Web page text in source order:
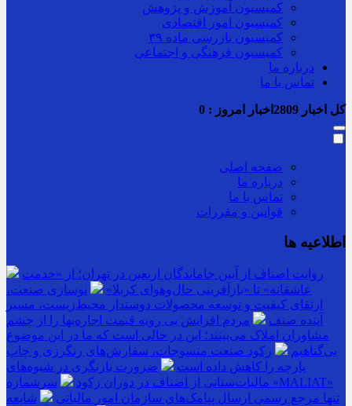
کمیسیون آموزش و پژوهش
کمیسیون امور اقتصادی
کمیسیون بازرسی ماده ۳۹
کمیسیون فرهنگی و اجتماعی
درباره ما
تماس با ما
کل اخبار اخبار امروز : 0
صفحه اصلی
درباره ما
تماس با ما
قوانین و مقررات
اطلاعیه ها
روایت اصناف از آیین جاماندگان اربعین در تهران؛ از «خدمت
عاشقانه» تا «بازآفرینی حال‌وهوای کربلا»
نوسازی صنعت،
ارتقای کیفیت و توسعه محصولات دوستدار محیط‌زیست، مسیر
آینده صنف
مردم افزایش بی رویه قیمت اجاره‌بها را از چشم
مشاوران املاک می‌بینند؛ این در حالی است که ما در این موضوع
بی‌گناهیم
رکود صنعت منسوجات، سفارش‌های رنگرزی و چاپ
پارچه را کاهش داده است
ضرورت بازنگری در شیوه‌های
مالیات‌ستانی از اصناف در دوران رکود
سرشماره «MALIAT»
تنها مرجع رسمی ارسال پیامک‌های سازمان امور مالیاتی
شایعه